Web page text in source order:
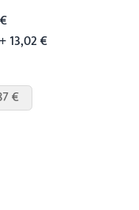
13,02 €
€